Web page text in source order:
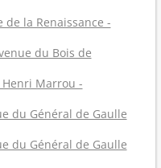
de la Renaissance -
du Bois de
Henri Marrou -
du Général de Gaulle
du Général de Gaulle